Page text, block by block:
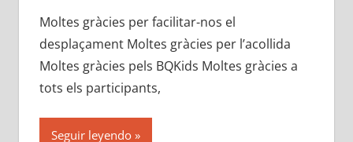
Moltes gràcies per facilitar-nos el
desplaçament Moltes gràcies per l’acollida
Moltes gràcies pels BQKids Moltes gràcies a
tots els participants,
Seguir leyendo